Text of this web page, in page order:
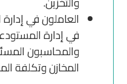
العاملون في
في إدارة
والمحاسبون
المخازن وتكلفة